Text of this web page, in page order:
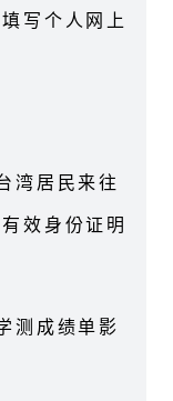
写个人网上
湾居民来往
效身份证明
测成绩单影